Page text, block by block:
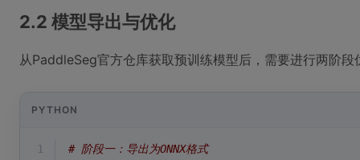
2.2 模型导出与优化
从PaddleSeg官方仓库获取预训练模型后，需要进行两阶段
PYTHON
1
# 阶段一：导出为ONNX格式